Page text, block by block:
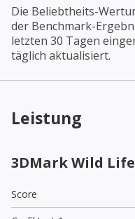
Die Beliebtheits-
der Benchmark-
letzten 30 Tagen
täglich aktualisiert.
Leistung
3DMark Wild Life
Score